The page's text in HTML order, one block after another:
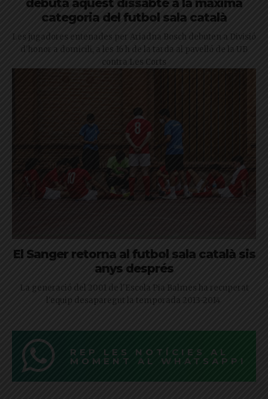
debuta aquest dissabte a la màxima
categoria del futbol sala català
Les jugadores entenades per Ariadna Bosch debuten a Divisió
d'honor a domicili, a les 16 h de la tarda al pavelló de la UB
contra Les Corts
El Sanger retorna al futbol sala català sis
anys després
La generació del 2001 de l'Escola Pia Balmes ha recuperat
l'equip desaparegut la temporada 2013-2014
REP LES NOTÍCIES AL
MOMENT AL WHATSAPP!